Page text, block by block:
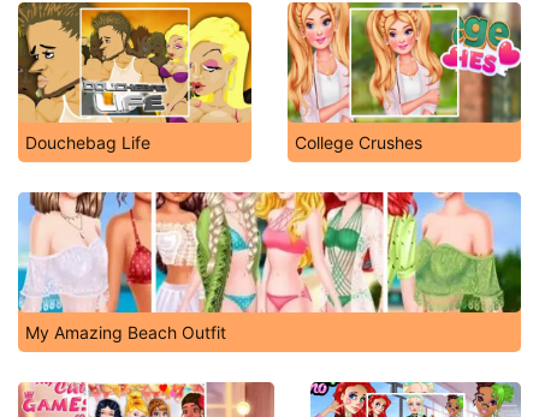
Douchebag Life College Crushes
My Amazing Beach Outfit